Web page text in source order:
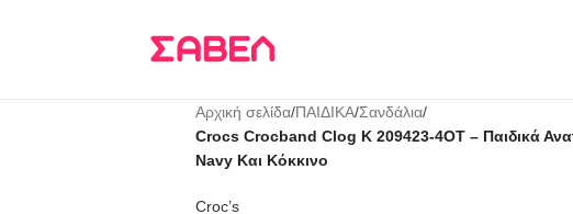
Αρχική σελίδα/ΠΑΙΔΙΚΑ/Σανδάλια/
Crocs Crocband Clog K 209423-4OT – Παιδικά
Navy Και Κόκκινο
Croc’s